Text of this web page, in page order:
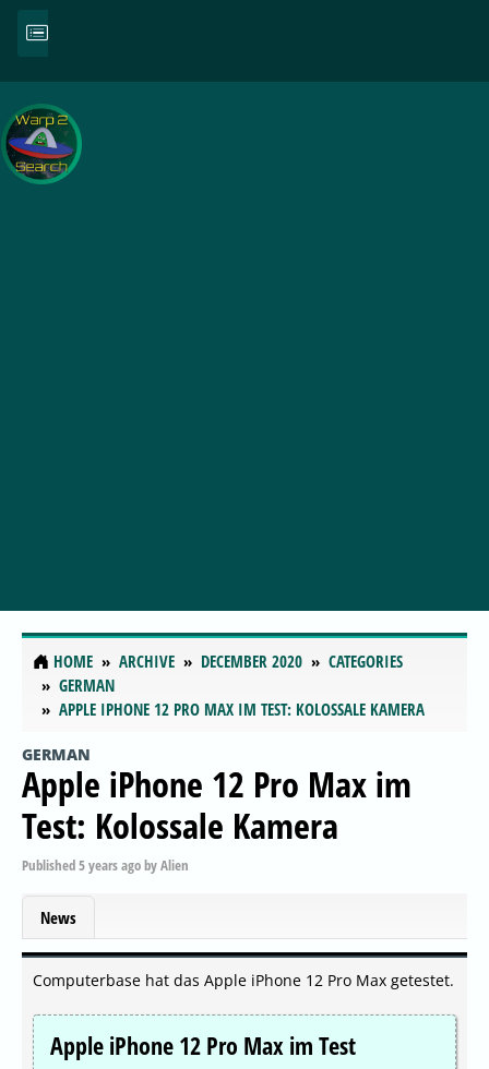
HOME ARCHIVE DECEMBER 2020
CATEGORIES
GERMAN
APPLE IPHONE 12 PRO MAX IM TEST: KOLOSSALE KAMERA
GERMAN
Apple iPhone 12 Pro Max im
Test: Kolossale Kamera
Published5 years agobyAlien
News
Computerbase hat das Apple iPhone 12 Pro Max getestet.
Apple iPhone 12 Pro Max im Test